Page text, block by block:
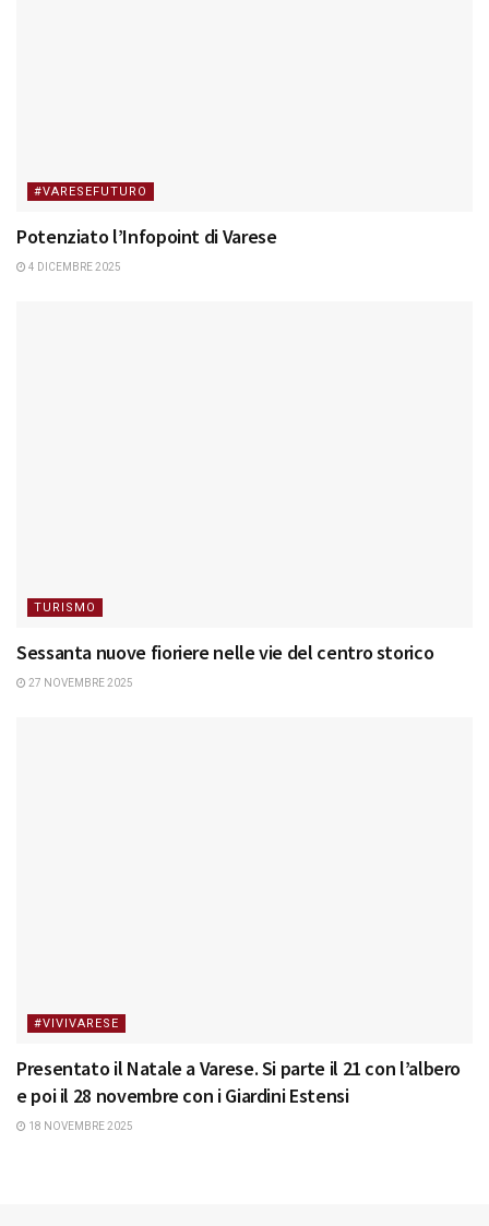
#VARESEFUTURO
Potenziato l’Infopoint di Varese
4 DICEMBRE 2025
TURISMO
Sessanta nuove fioriere nelle vie del centro storico
27 NOVEMBRE 2025
#VIVIVARESE
Presentato il Natale a Varese. Si parte il 21 con l’albero
e poi il 28 novembre con i Giardini Estensi
18 NOVEMBRE 2025